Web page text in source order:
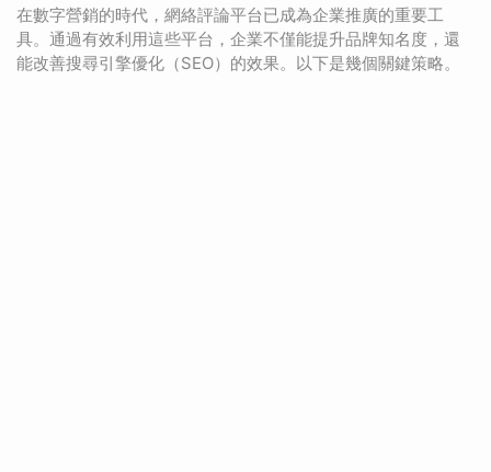
在數字營銷的時代，網絡評論平台已成為企業推廣的重要工
具。通過有效利用這些平台，企業不僅能提升品牌知名度，還
能改善搜尋引擎優化（SEO）的效果。以下是幾個關鍵策略。